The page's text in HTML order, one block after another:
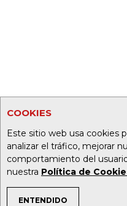
COOKIES
Este sitio web usa cookies
analizar el tráfico, mejorar
comportamiento del
nuestra Política de
ENTENDIDO